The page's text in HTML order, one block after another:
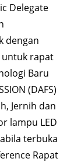
Delegate
dengan
untuk rapat
Baru
(DAFS)
Jernih dan
lampu LED
terbuka
Rapat